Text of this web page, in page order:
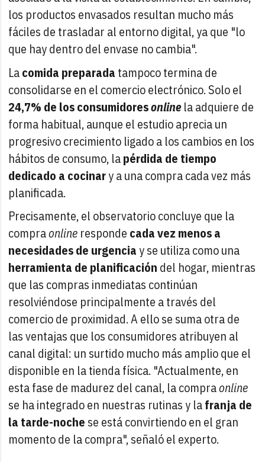
los productos envasados resultan mucho más
fáciles de trasladar al entorno digital, ya que "lo
que hay dentro del envase no cambia".
Lacomida preparada tampoco termina de
consolidarse en el comercio electrónico. Solo el
24,7% de los consumidoresonlinela adquiere de
forma habitual, aunque el estudio aprecia un
progresivo crecimiento ligado a los cambios en los
hábitos de consumo, lapérdida de tiempo
dedicado a cocinary a una compra cada vez más
planificada.
Precisamente, el observatorio concluye que la
compraonline responde cada vez menos a
necesidades de urgenciay se utiliza como una
herramienta de planificación del hogar, mientras
que las compras inmediatas continúan
resolviéndose principalmente a través del
comercio de proximidad. A ello se suma otra de
las ventajas que los consumidores atribuyen al
canal digital: un surtido mucho más amplio que el
disponible en la tienda física. "Actualmente, en
esta fase de madurez del canal, la compraonline
se ha integrado en nuestras rutinas y lafranja de
la tarde-noche se está convirtiendo en el gran
momento de la compra", señaló el experto.